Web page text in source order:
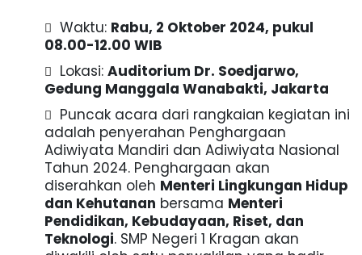
Waktu: Rabu, 2 Oktober 2024, pukul
08.00-12.00 WIB
Lokasi: Auditorium Dr. Soedjarwo,
Gedung Manggala Wanabakti, Jakarta
Puncak acara dari rangkaian kegiatan ini
adalah penyerahan Penghargaan
Adiwiyata Mandiri dan Adiwiyata Nasional
Tahun 2024. Penghargaan akan
diserahkan oleh Menteri Lingkungan Hidup
dan Kehutanan bersama Menteri
Pendidikan, Kebudayaan, Riset, dan
Teknologi. SMP Negeri 1 Kragan akan